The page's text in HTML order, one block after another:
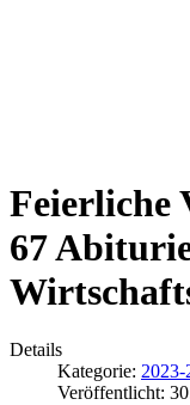
Feierliche
67
Details
Kategorie: 2023-
Veröffentlicht: